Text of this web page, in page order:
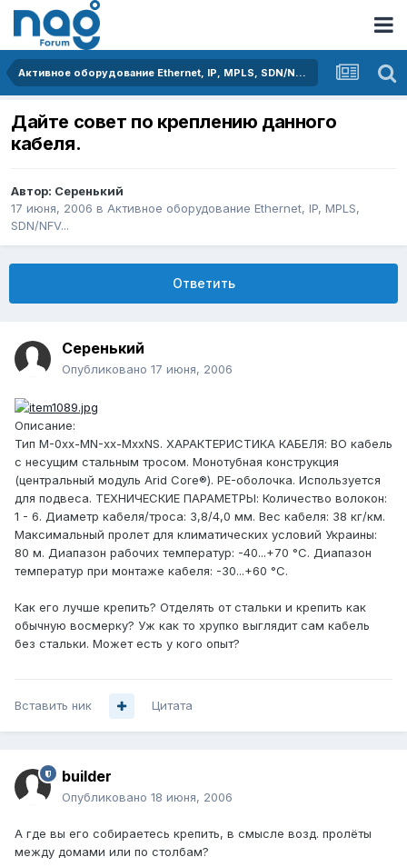
Активное оборудование Ethernet, IP, MPLS, SDN/NFV...
Дайте совет по креплению данного
кабеля.
Автор: Серенький
17 июня, 2006 в Активное оборудование Ethernet, IP, MPLS,
SDN/NFV...
Ответить
Серенький
Опубликовано 17 июня, 2006
Описание:
Тип M-0хх-МN-хх-МххNS. ХАРАКТЕРИСТИКА КАБЕЛЯ: ВО кабель
с несущим стальным тросом. Монотубная конструкция
(центральный модуль Arid Core®). PE-оболочка. Используется
для подвеса. ТЕХНИЧЕСКИЕ ПАРАМЕТРЫ: Количество волокон:
1 - 6. Диаметр кабеля/троса: 3,8/4,0 мм. Вес кабеля: 38 кг/км.
Максимальный пролет для климатических условий Украины:
80 м. Диапазон рабочих температур: -40...+70 °C. Диапазон
температур при монтаже кабеля: -30...+60 °C.
Как его лучше крепить? Отделять от стальки и крепить как
обычную восмерку? Уж как то хрупко выглядит сам кабель
без стальки. Может есть у кого опыт?
Вставить ник Цитата
builder
Опубликовано 18 июня, 2006
А где вы его собираетесь крепить, в смысле возд. пролёты
между домами или по столбам?